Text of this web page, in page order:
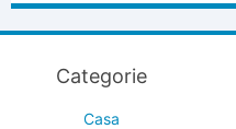
Categorie
Casa